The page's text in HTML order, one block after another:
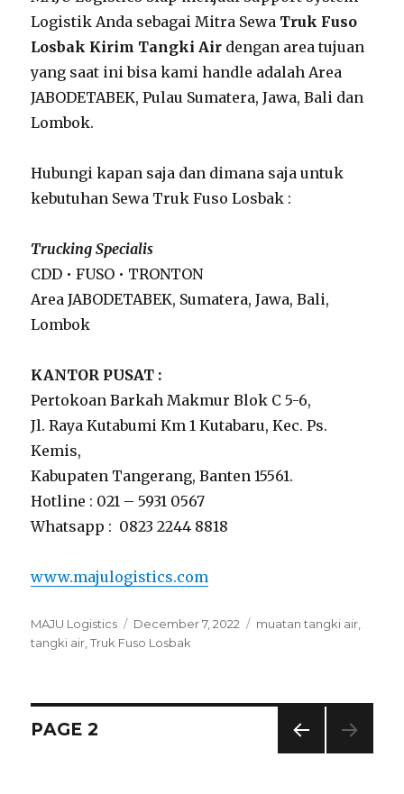
Logistik Anda sebagai Mitra Sewa Truk Fuso
Losbak Kirim Tangki Air dengan area tujuan
yang saat ini bisa kami handle adalah Area
JABODETABEK, Pulau Sumatera, Jawa, Bali dan
Lombok.
Hubungi kapan saja dan dimana saja untuk
kebutuhan Sewa Truk Fuso Losbak :
Trucking Specialis
CDD • FUSO • TRONTON
Area JABODETABEK, Sumatera, Jawa, Bali,
Lombok
KANTOR PUSAT :
Pertokoan Barkah Makmur Blok C 5-6,
Jl. Raya Kutabumi Km 1 Kutabaru, Kec. Ps.
Kemis,
Kabupaten Tangerang, Banten 15561.
Hotline : 021 – 5931 0567
Whatsapp : 0823 2244 8818
www.majulogistics.com
Author
MAJU Logistics
Posted
on
December 7, 2022 Tags
muatan tangki air,
tangki air,Truk Fuso Losbak
Posts
PAGE 2